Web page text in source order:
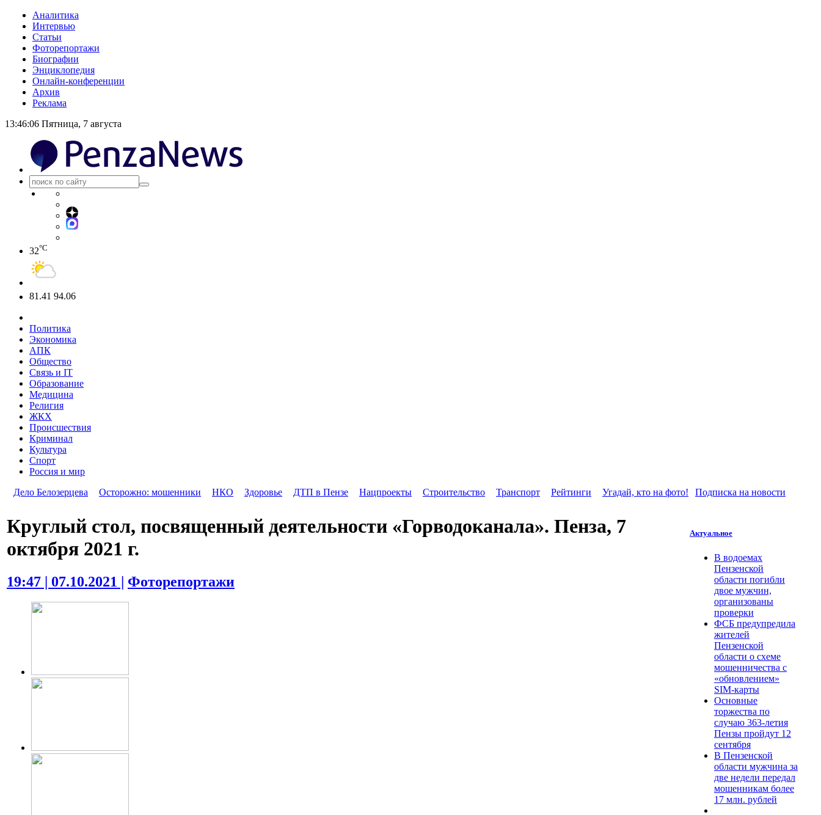
Аналитика
Интервью
Статьи
Фоторепортажи
Биографии
Энциклопедия
Онлайн-конференции
Архив
Реклама
13:46:07 Пятница, 7 августа
32°C
81.41 94.06
Политика
Экономика
АПК
Общество
Связь и IT
Образование
Медицина
Религия
ЖКХ
Происшествия
Криминал
Культура
Спорт
Россия и мир
Дело Белозерцева
Осторожно: мошенники НКО Здоровье ДТП в Пензе Нацпроекты Строительство Транспорт Рейтинги Угадай, кто на фото! Подписка на новости
Круглый стол, посвященный деятельности «Горводоканала». Пенза, 7
октября 2021 г.
19:47 | 07.10.2021 | Фоторепортажи
Актуальное
В водоемах
Пензенской
области погибли
двое мужчин,
организованы
проверки
ФСБ предупредила
жителей
Пензенской
области о схеме
мошенничества c
«обновлением»
SIM-карты
Основные
торжества по
случаю 363-летия
Пензы пройдут 12
сентября
В Пензенской
области мужчина за
две недели передал
мошенникам более
17 млн. рублей